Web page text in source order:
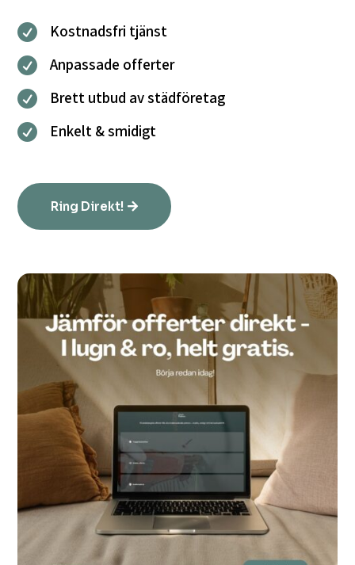
 Kostnadsfri tjänst
 Anpassade offerter
 Brett utbud av städföretag
 Enkelt & smidigt
Ring Direkt!